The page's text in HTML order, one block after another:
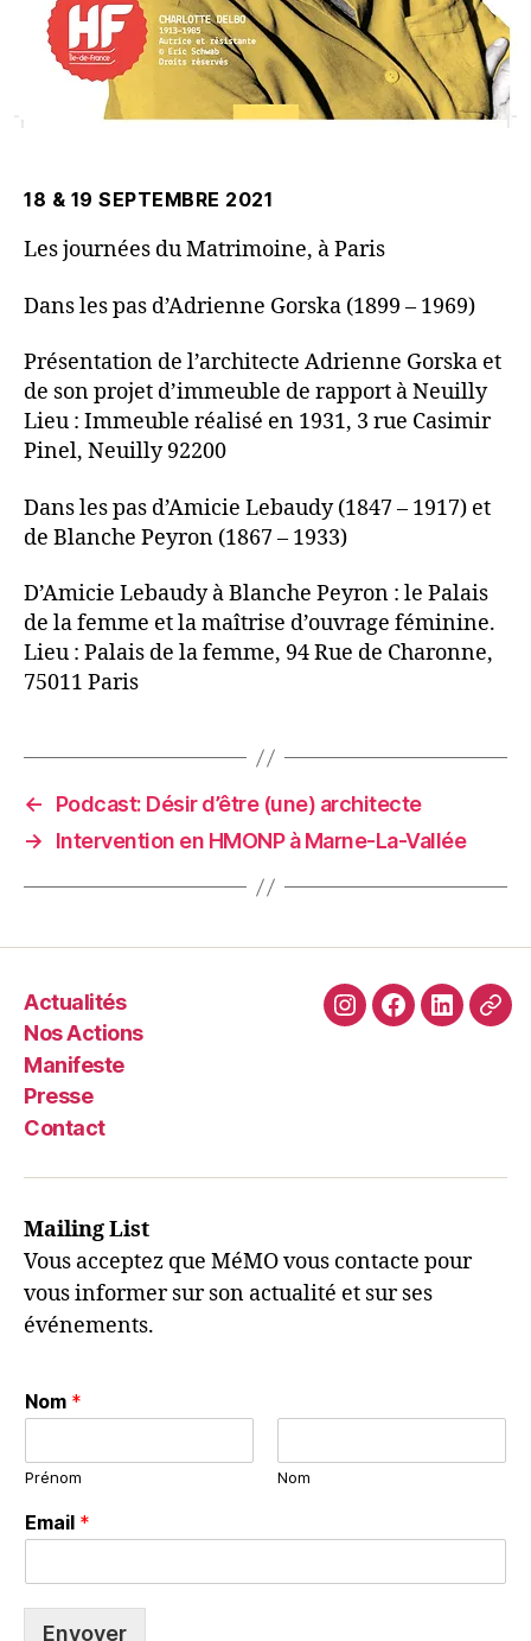
18 & 19 SEPTEMBRE 2021
Les journées du Matrimoine, à Paris
Dans les pas d’Adrienne Gorska (1899 – 1969)
Présentation de l’architecte Adrienne Gorska et
de son projet d’immeuble de rapport à Neuilly
Lieu : Immeuble réalisé en 1931, 3 rue Casimir
Pinel, Neuilly 92200
​Dans les pas d’Amicie Lebaudy (1847 – 1917) et
de Blanche Peyron (1867 – 1933)
D’Amicie Lebaudy à Blanche Peyron : le Palais
de la femme et la maîtrise d’ouvrage féminine.
Lieu : Palais de la femme, 94 Rue de Charonne,
75011 Paris
←
Podcast: Désir d’être (une) architecte
→
Intervention en HMONP à Marne-La-Vallée
Actualités
Nos Actions
Manifeste
Presse
Contact
instagramfacebook
linkedin
Mailing List
Vous acceptez que MéMO vous contacte pour
vous informer sur son actualité et sur ses
événements.
Nom *
Prénom Nom
Email *
Envoyer